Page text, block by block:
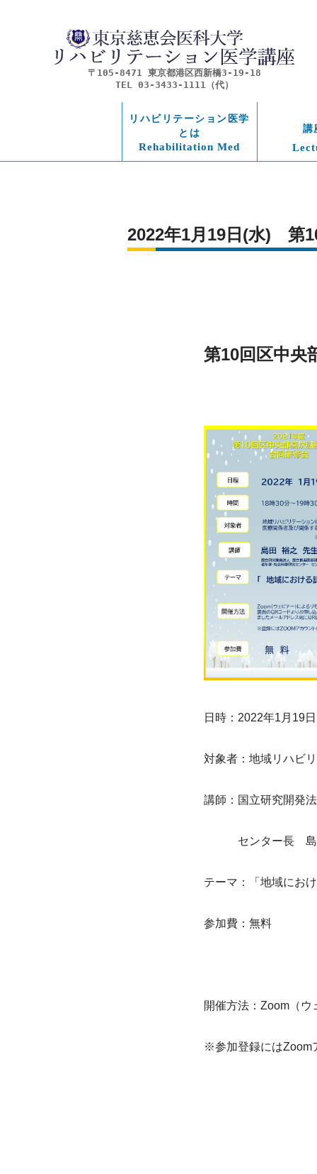
〒105-8471 東京都港区西新橋3-19-18
TEL 03-3433-1111（代）
リハビリテーション医学
とは
Rehabilitation Med
講
2022年1月19日(水)　第
第10回区中央
日時：2022年1月19
対象者：地域リハビ
講師：国立研究開発
センター長　島
テーマ：「地域にお
参加費：無料
開催方法：Zoom（
※参加登録にはZoom